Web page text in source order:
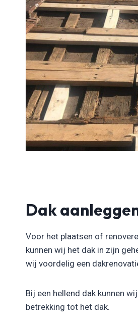
Dak
Voor het plaatsen of
kunnen wij het dak in zijn
wij voordelig een
Bij een hellend dak kunnen
betrekking tot het dak.